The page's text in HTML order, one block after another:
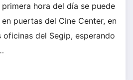
hora del día se puede
puertas del Cine Center, en
del Segip, esperando